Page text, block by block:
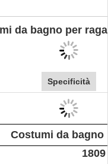
da bagno per
Specificità
Costumi da bagno
1809